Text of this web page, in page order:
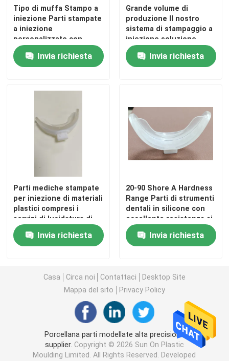
Video
Tipo di muffa Stampo a
iniezione Parti stampate
a iniezione
personalizzate con
tolleranza ± 0,02 mm
Invia richiesta
Grande volume di
produzione Il nostro
sistema di stampaggio a
iniezione soluzione
definitiva
Invia richiesta
Parti mediche stampate
per iniezione di materiali
plastici compresi i
servizi di lucidatura di
progettazione esperta
Invia richiesta
20-90 Shore A Hardness
Range Parti di strumenti
dentali in silicone con
eccellente resistenza ai
raggi UV
Invia richiesta
Casa Circa noi Contattaci
Desktop Site
Mappa del sito
Privacy Policy
Porcellana parti modellate alta precisione
supplier. Copyright © 2026 Sun On Plastic
Moulding Limited. All Rights Reserved. Developed